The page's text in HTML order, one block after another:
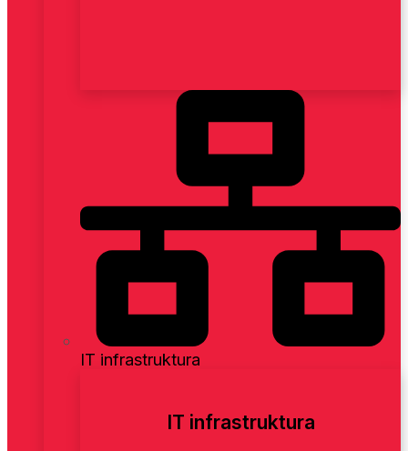
IT infrastruktura
IT infrastruktura